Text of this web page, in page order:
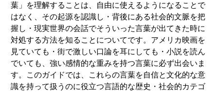
葉」を理解することは、自由に使えるようになることで
はなく、その起源を認識し・背後にある社会的文脈を把
握し・現実世界の会話でそういった言葉が出てきた時に
対処する方法を知ることについてです。アメリカ映画を
見ていても・街で激しい口論を耳にしても・小説を読ん
でいても、強い感情的な重みを持つ言葉に必ず出会いま
す。このガイドでは、これらの言葉を自信と文化的な意
識を持って扱うのに役立つ言語的な歴史・社会的カテゴ